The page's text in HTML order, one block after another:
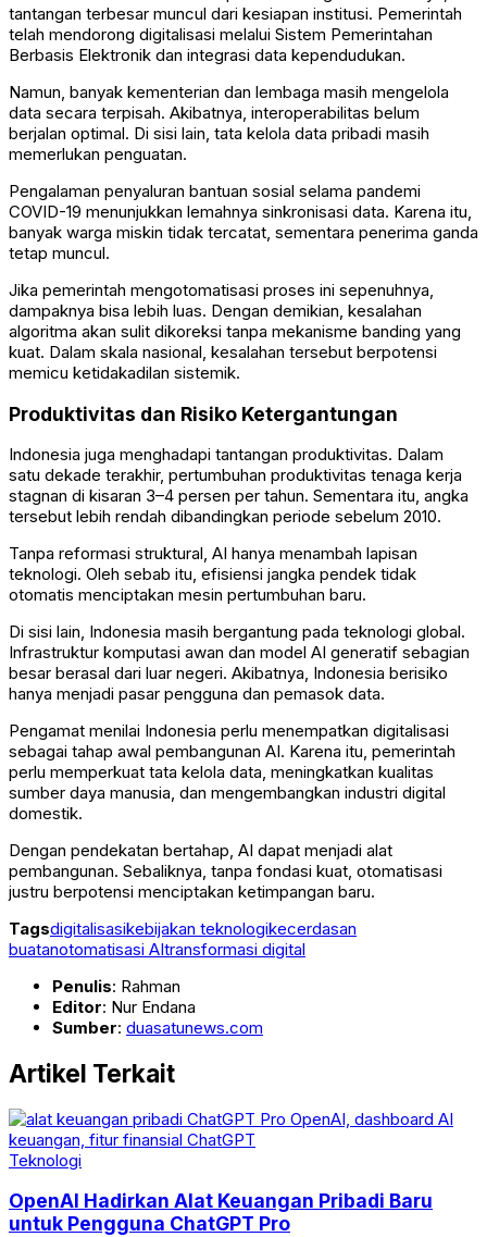
tantangan terbesar muncul dari kesiapan institusi. Pemerintah
telah mendorong digitalisasi melalui Sistem Pemerintahan
Berbasis Elektronik dan integrasi data kependudukan.
Namun, banyak kementerian dan lembaga masih mengelola
data secara terpisah. Akibatnya, interoperabilitas belum
berjalan optimal. Di sisi lain, tata kelola data pribadi masih
memerlukan penguatan.
Pengalaman penyaluran bantuan sosial selama pandemi
COVID-19 menunjukkan lemahnya sinkronisasi data. Karena itu,
banyak warga miskin tidak tercatat, sementara penerima ganda
tetap muncul.
Jika pemerintah mengotomatisasi proses ini sepenuhnya,
dampaknya bisa lebih luas. Dengan demikian, kesalahan
algoritma akan sulit dikoreksi tanpa mekanisme banding yang
kuat. Dalam skala nasional, kesalahan tersebut berpotensi
memicu ketidakadilan sistemik.
Produktivitas dan Risiko Ketergantungan
Indonesia juga menghadapi tantangan produktivitas. Dalam
satu dekade terakhir, pertumbuhan produktivitas tenaga kerja
stagnan di kisaran 3–4 persen per tahun. Sementara itu, angka
tersebut lebih rendah dibandingkan periode sebelum 2010.
Tanpa reformasi struktural, AI hanya menambah lapisan
teknologi. Oleh sebab itu, efisiensi jangka pendek tidak
otomatis menciptakan mesin pertumbuhan baru.
Di sisi lain, Indonesia masih bergantung pada teknologi global.
Infrastruktur komputasi awan dan model AI generatif sebagian
besar berasal dari luar negeri. Akibatnya, Indonesia berisiko
hanya menjadi pasar pengguna dan pemasok data.
Pengamat menilai Indonesia perlu menempatkan digitalisasi
sebagai tahap awal pembangunan AI. Karena itu, pemerintah
perlu memperkuat tata kelola data, meningkatkan kualitas
sumber daya manusia, dan mengembangkan industri digital
domestik.
Dengan pendekatan bertahap, AI dapat menjadi alat
pembangunan. Sebaliknya, tanpa fondasi kuat, otomatisasi
justru berpotensi menciptakan ketimpangan baru.
Tagsdigitalisasikebijakan teknologikecerdasan
buatanotomatisasi AItransformasi digital
Penulis: Rahman
Editor: Nur Endana
Sumber: duasatunews.com
Artikel Terkait
Teknologi
OpenAI Hadirkan Alat Keuangan Pribadi Baru
untuk Pengguna ChatGPT Pro